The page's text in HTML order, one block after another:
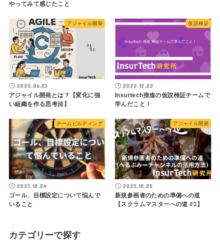
やってみて感じたこと
アジャイル開発
2025.06.23
アジャイル開発とは？【変化に強
い組織を作る思考法】
仮説検証
2022.12.22
Insurtech推進の仮説検証チームで
学んだこと！
チームビルディング
2023.12.24
ゴール、目標設定について悩んで
いること
アジャイル開発
2023.10.25
新規参画者のための準備への道
【スクラムマスターへの道 #1】
カテゴリーで探す